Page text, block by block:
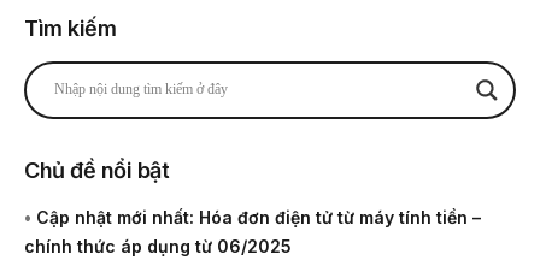
Tìm kiếm
Chủ đề nổi bật
• Cập nhật mới nhất: Hóa đơn điện tử từ máy tính tiền –
chính thức áp dụng từ 06/2025